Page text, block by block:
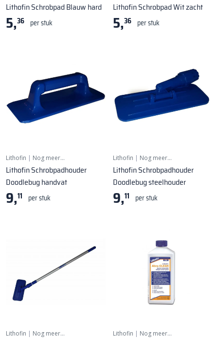
Lithofin Schrobpad Blauw hard
5,36 per stuk
Lithofin Schrobpad Wit zacht
5,36 per stuk
Lithofin | Nog meer…
Lithofin Schrobpadhouder
Doodlebug handvat
9,11 per stuk
Lithofin | Nog meer…
Lithofin Schrobpadhouder
Doodlebug steelhouder
9,11 per stuk
Lithofin | Nog meer… Lithofin | Nog meer…